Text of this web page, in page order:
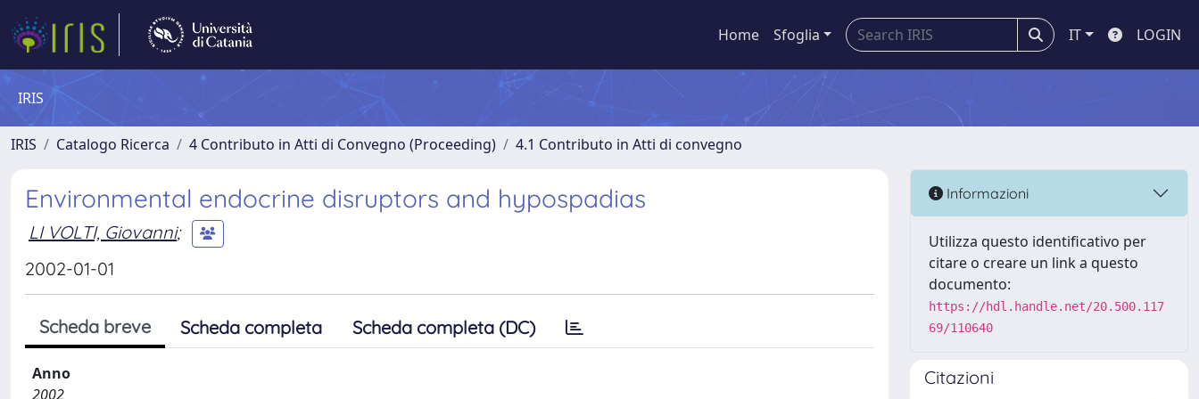
Home Sfoglia IT LOGIN
IRIS
IRIS Catalogo Ricerca 4 Contributo in Atti di Convegno (Proceeding) 4.1 Contributo in Atti di convegno
Environmental endocrine disruptors and hypospadias
LI VOLTI, Giovanni;
2002-01-01
Scheda breve Scheda completa Scheda completa (DC)
Anno
2002
Informazioni
Utilizza questo identificativo per
citare o creare un link a questo
documento:
https://hdl.handle.net/20.500.117
69/110640
Citazioni